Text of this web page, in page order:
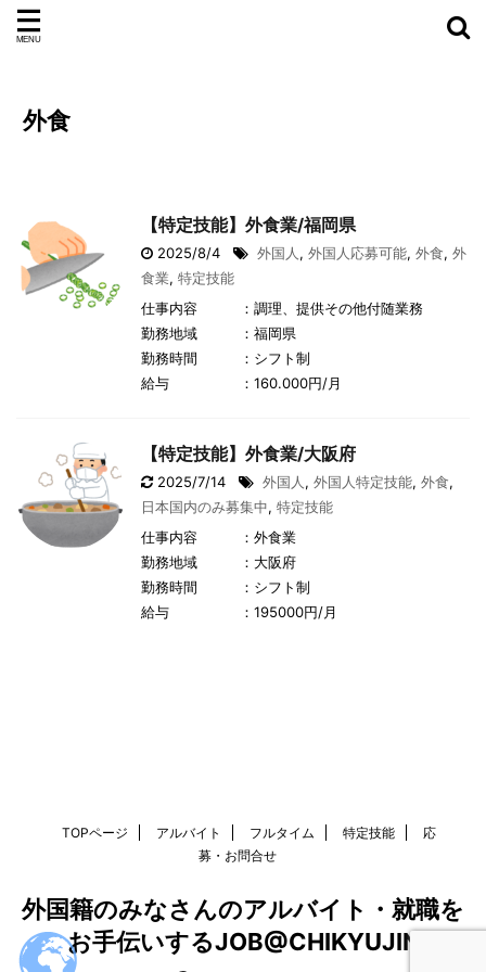
外食
【特定技能】外食業/福岡県
2025/8/4 外国人 , 外国人応募可能, 外食, 外
食業, 特定技能
仕事内容 ：調理、提供その他付随業務
勤務地域 ：福岡県
勤務時間 ：シフト制
給与 ：160.000円/月
【特定技能】外食業/大阪府
2025/7/14 外国人 , 外国人特定技能, 外食,
日本国内のみ募集中, 特定技能
仕事内容 ：外食業
勤務地域 ：大阪府
勤務時間 ：シフト制
給与 ：195000円/月
TOPページ アルバイト フルタイム 特定技能
応
募・お問合せ
外国籍のみなさんのアルバイト・就職を
お手伝いするJOB@CHIKYUJIN